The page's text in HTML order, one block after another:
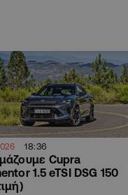
18:36
Cupra
1.5 eTSI DSG 150